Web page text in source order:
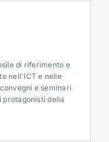
di riferimento e
nell'ICT e nelle
e seminari
protagonisti della